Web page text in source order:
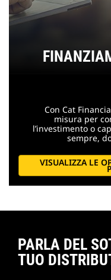
Con Cat
misura per
l’investimento o
sempre,
VISUALIZZA LE
PARLA DEL
TUO